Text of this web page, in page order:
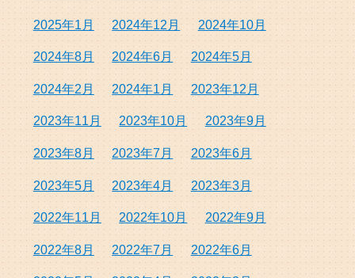
2025年1月 2024年12月 2024年10月
2024年8月 2024年6月 2024年5月
2024年2月 2024年1月 2023年12月
2023年11月 2023年10月 2023年9月
2023年8月 2023年7月 2023年6月
2023年5月 2023年4月 2023年3月
2022年11月 2022年10月 2022年9月
2022年8月 2022年7月 2022年6月